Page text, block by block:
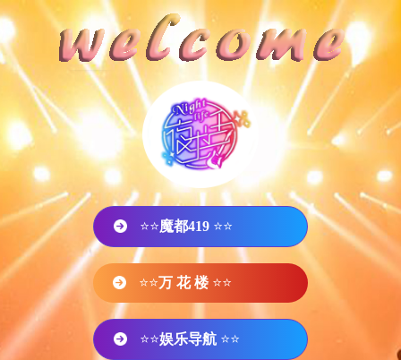
⭐⭐魔都419 ⭐⭐
⭐⭐万 花 楼 ⭐⭐
⭐⭐娱乐导航 ⭐⭐